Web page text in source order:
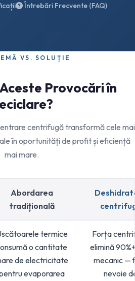
Întrebări Frecvente (FAQ)
VS. SOLUȚIE
Provocări în
centrifugă transformă cele mai
în oportunități de profit și eficiență
mai mare.
Abordarea
tradițională
termice
o cantitate
de electricitate
evaporarea
Forța
elimină
mecanic —
nevoie